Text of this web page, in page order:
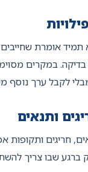
תמיד אומרת
במקרים
לקבל ערך נוסף
ותנאים
חריגים ותקופות
ברגע שבו צריך